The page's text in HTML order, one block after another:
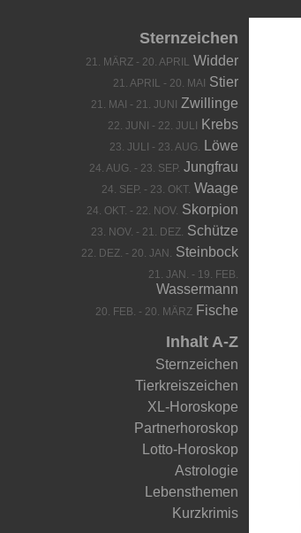
Sternzeichen
21. MÄRZ - 20. APRIL Widder
21. APRIL - 20. MAI Stier
21. MAI - 21. JUNI Zwillinge
22. JUNI - 22. JULI Krebs
23. JULI - 23. AUG. Löwe
24. AUG. - 23. SEP. Jungfrau
24. SEP. - 23. OKT. Waage
24. OKT. - 22. NOV. Skorpion
23. NOV. - 21. DEZ. Schütze
22. DEZ. - 20. JAN. Steinbock
21. JAN. - 19. FEB.
Wassermann
20. FEB. - 20. MÄRZ Fische
Inhalt A-Z
Sternzeichen
Tierkreiszeichen
XL-Horoskope
Partnerhoroskop
Lotto-Horoskop
Astrologie
Lebensthemen
Kurzkrimis